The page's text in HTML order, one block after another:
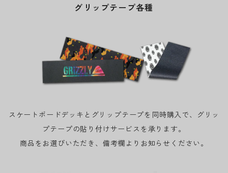
グリップテープ各種
スケートボードデッキとグリップテープを同時購入で、グリッ
プテープの貼り付けサービスを承ります。
商品をお選びいただき、備考欄よりお知らせください。